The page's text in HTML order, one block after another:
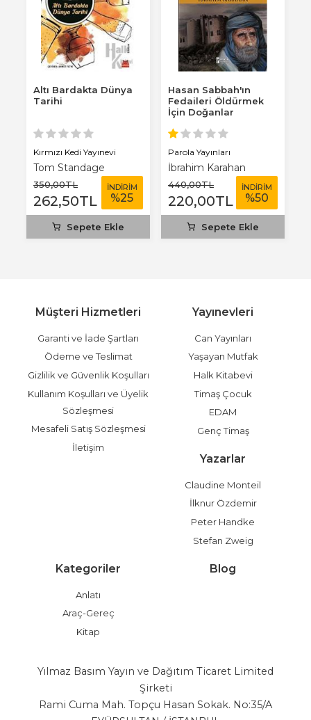
Altı Bardakta Dünya
Tarihi
Kırmızı Kedi Yayınevi
Tom Standage
350,00TL
262,50TL
İNDİRİM
%25
Sepete Ekle
Hasan Sabbah'ın
Fedaileri Öldürmek
İçin Doğanlar
Parola Yayınları
İbrahim Karahan
440,00TL
220,00TL
İNDİRİM
%50
Sepete Ekle
Müşteri Hizmetleri
Garanti ve İade Şartları
Ödeme ve Teslimat
Gizlilik ve Güvenlik Koşulları
Kullanım Koşulları ve Üyelik
Sözleşmesi
Mesafeli Satış Sözleşmesi
İletişim
Yayınevleri
Can Yayınları
Yaşayan Mutfak
Halk Kitabevi
Timaş Çocuk
EDAM
Genç Timaş
Yazarlar
Claudine Monteil
İlknur Özdemir
Peter Handke
Stefan Zweig
Kategoriler
Anlatı
Araç-Gereç
Kitap
Blog
Yılmaz Basım Yayın ve Dağıtım Ticaret Limited
Şirketi
Rami Cuma Mah. Topçu Hasan Sokak. No:35/A